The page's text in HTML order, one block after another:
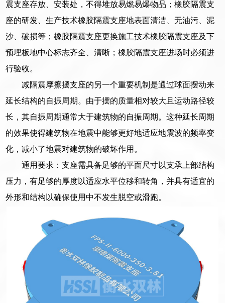
震支座存放、安装处，不得堆放易燃易爆物品；橡胶隔震支
座的研发、生产技术橡胶隔震支座地表面清洁、无油污、泥
沙、破损等；橡胶隔震支座更换施工技术橡胶隔震支座及下
预埋板地中心标志齐全、清晰；橡胶隔震支座进场时必须进
行验收。
减隔震摩擦摆支座的另一个重要机制是通过球面摆动来
延长结构的自振周期。由于摆的质量相对较大且运动路径较
长，其自振周期通常大于建筑物的自振周期。这种延长周期
的效果使得建筑物在地震中能够更好地适应地震波的频率变
化，减小了地震对建筑物的破坏作用。
通用要求：支座需具备足够的平面尺寸以支承上部结构
压力，有足够的厚度以适应水平位移和转角，并具有适宜的
外形和结构以确保使用中不发生脱空或滑跑。